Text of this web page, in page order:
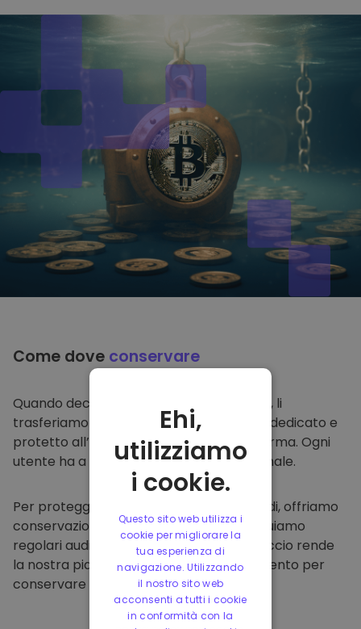
Come dove conservare
Quando decidi di comprare su
, li
trasferiamo direttamente nel tuo wallet dedicato e
protetto all’interno della nostra piattaforma. Ogni
utente ha a disposizione un wallet personale.
Per proteggere i nostri clienti e i loro fondi, offriamo
conservazione offline protetta ed effettuiamo
regolari audit di sicurezza. Questo approccio rende
la nostra piattaforma un punto di riferimento per
conservare e altre criptovalute.
Ehi,
utilizziamo
i cookie.
Questo sito web utilizza i
cookie per migliorare la
tua esperienza di
navigazione. Utilizzando
il nostro sito web
acconsenti a tutti i cookie
in conformità con la